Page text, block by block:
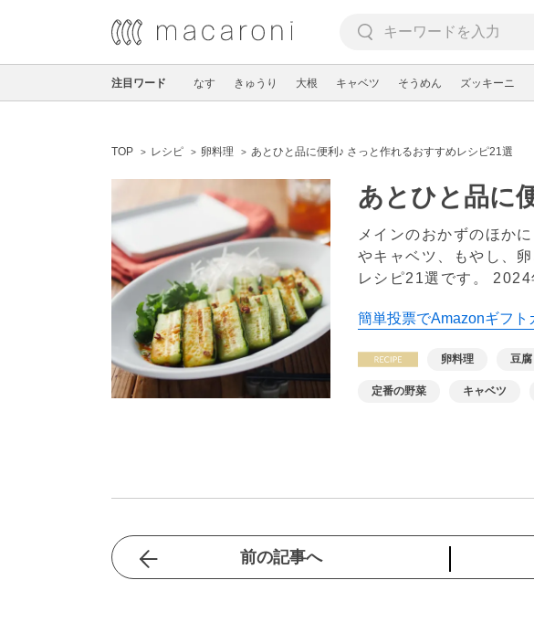
注目ワード なす きゅうり 大根 キャベツ そうめん ズッキーニ
TOP レシピ 卵料理 あとひと品に便利♪ さっと作れるおすすめレシピ21選
あとひと品に
メインのおかずのほか
やキャベツ、もやし、
レシピ21選です。 2024
簡単投票でAmazonギフト
卵料理 豆
定番の野菜 キャベツ
前の記事へ